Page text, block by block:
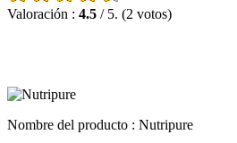
Valoración : 4.5 / 5. (2 votos)
Nombre del producto : Nutripure